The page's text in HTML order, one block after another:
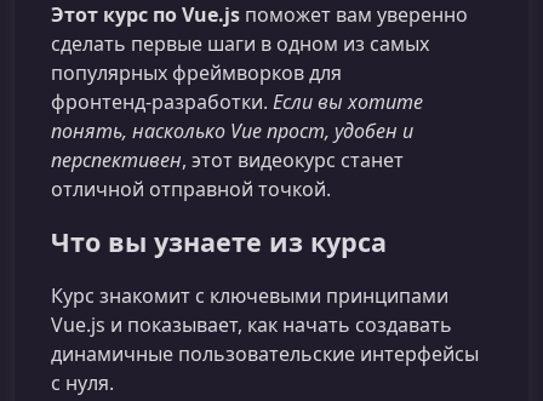
Этот курс по Vue.js поможет вам уверенно
сделать первые шаги в одном из самых
популярных фреймворков для
фронтенд‑разработки. Если вы хотите
понять, насколько Vue прост, удобен и
перспективен, этот видеокурс станет
отличной отправной точкой.
Что вы узнаете из курса
Курс знакомит с ключевыми принципами
Vue.js и показывает, как начать создавать
динамичные пользовательские интерфейсы
с нуля.